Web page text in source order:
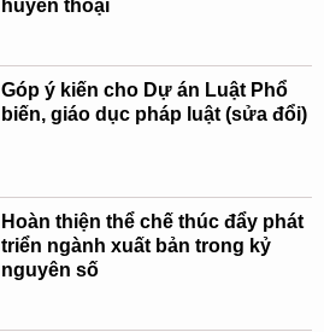
huyền thoại
Góp ý kiến cho Dự án Luật Phổ
biến, giáo dục pháp luật (sửa đổi)
Hoàn thiện thể chế thúc đẩy phát
triển ngành xuất bản trong kỷ
nguyên số